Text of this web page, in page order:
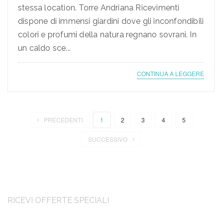
stessa location. Torre Andriana Ricevimenti
dispone di immensi giardini dove gli inconfondibili
colori e profumi della natura regnano sovrani. In
un caldo sce...
CONTINUA A LEGGERE
PRECEDENTI 1 2 3 4 5
SUCCESSIVO
RICEVI OFFERTE SPECIALI